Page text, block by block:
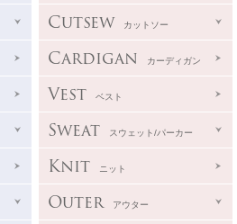
Cutsew カットソー
Cardigan カーディガン
Vest ベスト
Sweat スウェット/パーカー
Knit ニット
Outer アウター